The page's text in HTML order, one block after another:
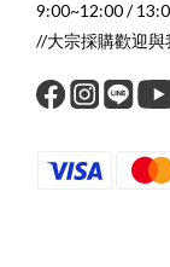
9:00~12:00 /
//大宗採購歡迎